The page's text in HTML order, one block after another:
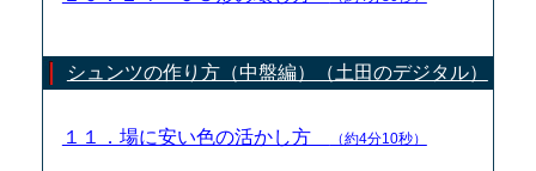
シュンツの作り方（中盤編）（土田のデジタル）
１１．場に安い色の活かし方 （約4分10秒）